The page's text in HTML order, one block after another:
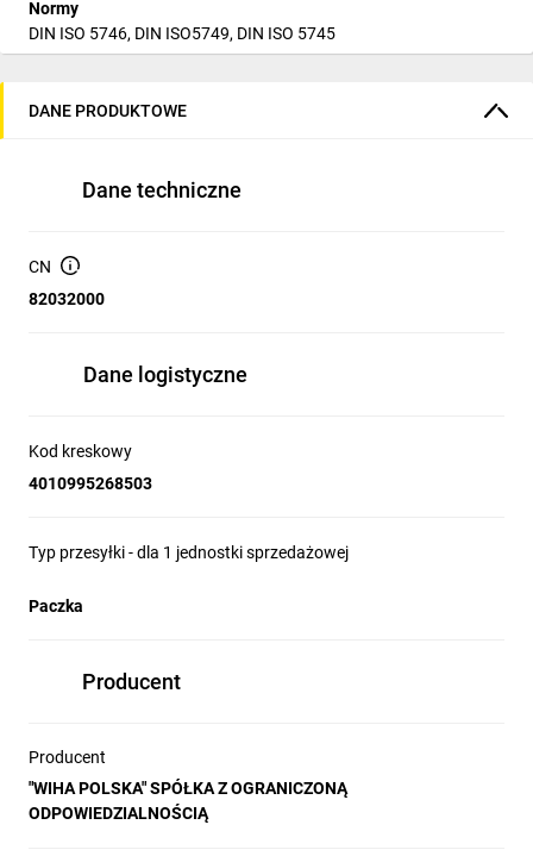
Normy
DIN ISO 5746, DIN ISO5749, DIN ISO 5745
Części składowe zestawu:
DANE PRODUKTOWE
Dane techniczne
CN
82032000
Dane logistyczne
Kod kreskowy
4010995268503
Typ przesyłki - dla 1 jednostki sprzedażowej
Paczka
Producent
Producent
"WIHA POLSKA" SPÓŁKA Z OGRANICZONĄ
ODPOWIEDZIALNOŚCIĄ